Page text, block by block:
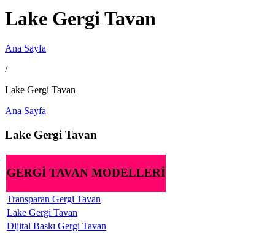
Lake Gergi Tavan
Ana Sayfa
/
Lake Gergi Tavan
Ana Sayfa
Lake Gergi Tavan
GERGİ TAVAN MODELLERİ
Transparan Gergi Tavan
Lake Gergi Tavan
Dijital Baskı Gergi Tavan